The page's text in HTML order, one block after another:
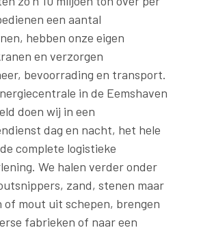
een aantal
hebben onze eigen
en verzorgen
bevoorrading en transport.
in de Eemshaven
doen wij in een
dag en nacht, het hele
complete logistieke
We halen verder onder
zand, stenen maar
of mout uit schepen, brengen
fabrieken of naar een